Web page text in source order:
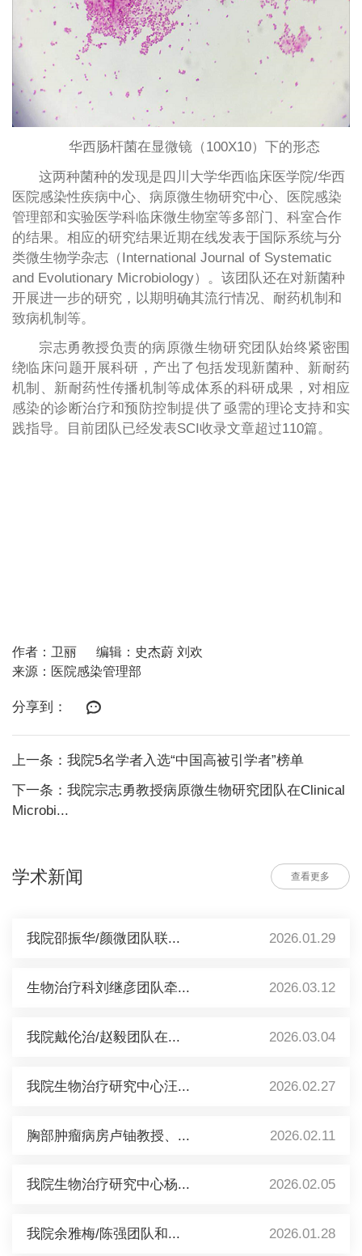
华西肠杆菌在显微镜（100X10）下的形态
这两种菌种的发现是四川大学华西临床医学院/华西
医院感染性疾病中心、病原微生物研究中心、医院感染
管理部和实验医学科临床微生物室等多部门、科室合作
的结果。相应的研究结果近期在线发表于国际系统与分
类微生物学杂志（International Journal of Systematic
and Evolutionary Microbiology）。该团队还在对新菌种
开展进一步的研究，以期明确其流行情况、耐药机制和
致病机制等。
宗志勇教授负责的病原微生物研究团队始终紧密围
绕临床问题开展科研，产出了包括发现新菌种、新耐药
机制、新耐药性传播机制等成体系的科研成果，对相应
感染的诊断治疗和预防控制提供了亟需的理论支持和实
践指导。目前团队已经发表SCI收录文章超过110篇。
作者：卫丽
编辑：史杰蔚 刘欢
来源：医院感染管理部
分享到：
上一条：我院5名学者入选“中国高被引学者”榜单
下一条：我院宗志勇教授病原微生物研究团队在Clinical
Microbi...
学术新闻 查看更多
我院邵振华/颜微团队联... 2026.01.29
生物治疗科刘继彦团队牵... 2026.03.12
我院戴伦治/赵毅团队在... 2026.03.04
我院生物治疗研究中心汪... 2026.02.27
胸部肿瘤病房卢铀教授、... 2026.02.11
我院生物治疗研究中心杨... 2026.02.05
我院余雅梅/陈强团队和... 2026.01.28